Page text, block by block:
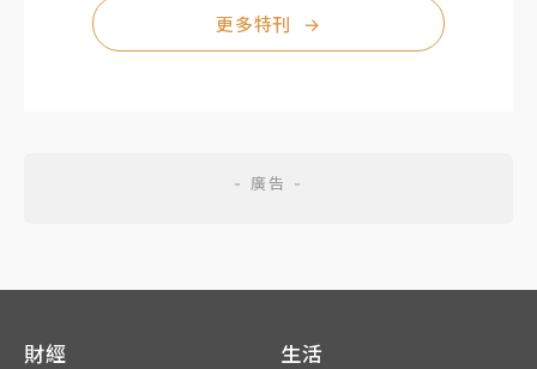
更多特刊 →
財經 生活